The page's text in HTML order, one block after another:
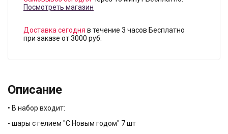
Посмотреть магазин
Доставка сегодня в течение 3 часов Бесплатно
при заказе от 3000 руб.
Описание
• В набор входит:
- шары с гелием "С Новым годом" 7 шт